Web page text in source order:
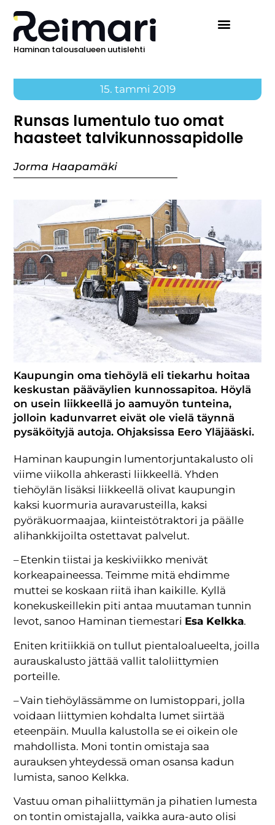
Haminan talousalueen uutislehti
15. tammi 2019
Runsas lumentulo tuo omat
haasteet talvikunnossapidolle
Jorma Haapamäki
Kaupungin oma tiehöylä eli tiekarhu hoitaa
keskustan pääväylien kunnossapitoa. Höylä
on usein liikkeellä jo aamuyön tunteina,
jolloin kadunvarret eivät ole vielä täynnä
pysäköityjä autoja. Ohjaksissa Eero Yläjääski.
Haminan kaupungin lumentorjuntakalusto oli
viime viikolla ahkerasti liikkeellä. Yhden
tiehöylän lisäksi liikkeellä olivat kaupungin
kaksi kuormuria auravarusteilla, kaksi
pyöräkuormaajaa, kiinteistötraktori ja päälle
alihankkijoilta ostettavat palvelut.
– Etenkin tiistai ja keskiviikko menivät
korkeapaineessa. Teimme mitä ehdimme
muttei se koskaan riitä ihan kaikille. Kyllä
konekuskeillekin piti antaa muutaman tunnin
levot, sanoo Haminan tiemestari Esa Kelkka.
Eniten kritiikkiä on tullut pientaloalueelta, joilla
aurauskalusto jättää vallit taloliittymien
porteille.
– Vain tiehöylässämme on lumistoppari, jolla
voidaan liittymien kohdalta lumet siirtää
eteenpäin. Muulla kalustolla se ei oikein ole
mahdollista. Moni tontin omistaja saa
aurauksen yhteydessä oman osansa kadun
lumista, sanoo Kelkka.
Vastuu oman pihaliittymän ja pihatien lumesta
on tontin omistajalla, vaikka aura-auto olisi